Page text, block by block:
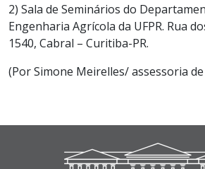
2) Sala de Seminários do
Engenharia Agrícola da UFPR. Rua
1540, Cabral – Curitiba-PR.
(Por Simone Meirelles/ assessoria